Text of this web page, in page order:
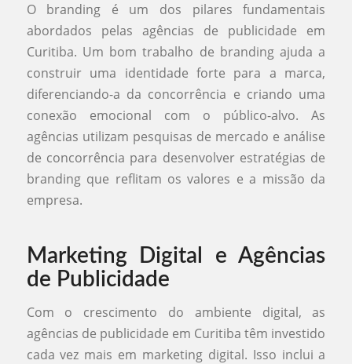
O branding é um dos pilares fundamentais
abordados pelas agências de publicidade em
Curitiba. Um bom trabalho de branding ajuda a
construir uma identidade forte para a marca,
diferenciando-a da concorrência e criando uma
conexão emocional com o público-alvo. As
agências utilizam pesquisas de mercado e análise
de concorrência para desenvolver estratégias de
branding que reflitam os valores e a missão da
empresa.
Marketing Digital e Agências
de Publicidade
Com o crescimento do ambiente digital, as
agências de publicidade em Curitiba têm investido
cada vez mais em marketing digital. Isso inclui a